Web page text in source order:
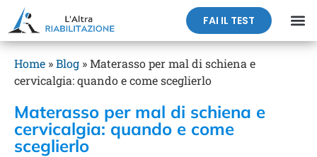
FAI IL TEST
Home »Blog »Materasso per mal di schiena e
cervicalgia: quando e come sceglierlo
Materasso per mal di schiena e
cervicalgia: quando e come
sceglierlo